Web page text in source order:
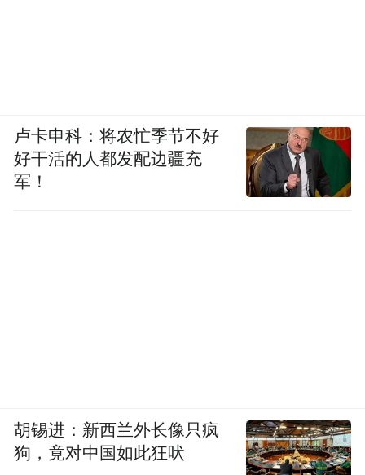
卢卡申科：将农忙季节不好
好干活的人都发配边疆充
军！
胡锡进：新西兰外长像只疯
狗，竟对中国如此狂吠